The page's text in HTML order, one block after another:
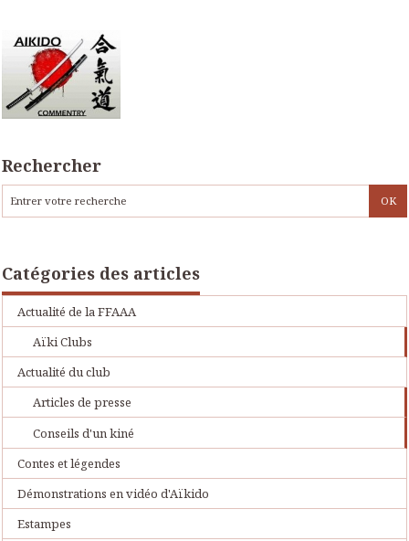
Rechercher
Catégories des articles
Actualité de la FFAAA
Aïki Clubs
Actualité du club
Articles de presse
Conseils d'un kiné
Contes et légendes
Démonstrations en vidéo d'Aïkido
Estampes